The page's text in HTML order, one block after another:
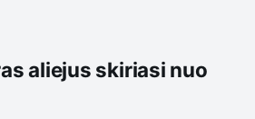
aliejus skiriasi nuo